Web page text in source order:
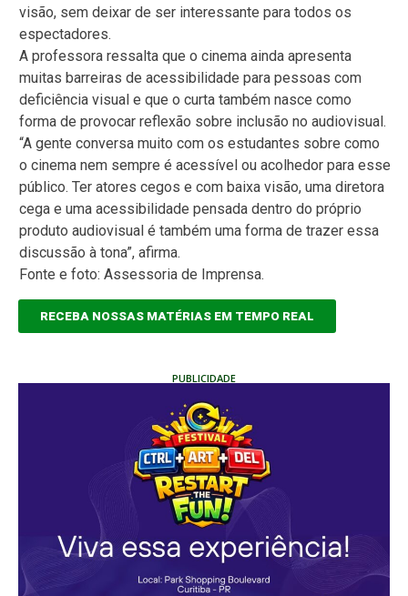
visão, sem deixar de ser interessante para todos os
espectadores.
A professora ressalta que o cinema ainda apresenta
muitas barreiras de acessibilidade para pessoas com
deficiência visual e que o curta também nasce como
forma de provocar reflexão sobre inclusão no audiovisual.
“A gente conversa muito com os estudantes sobre como
o cinema nem sempre é acessível ou acolhedor para esse
público. Ter atores cegos e com baixa visão, uma diretora
cega e uma acessibilidade pensada dentro do próprio
produto audiovisual é também uma forma de trazer essa
discussão à tona”, afirma.
Fonte e foto: Assessoria de Imprensa.
RECEBA NOSSAS MATÉRIAS EM TEMPO REAL
PUBLICIDADE